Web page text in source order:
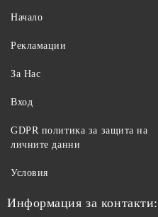
Начало
Рекламации
За Нас
Вход
GDPR политика за защита на
личните данни
Условия
Информация за контакти: